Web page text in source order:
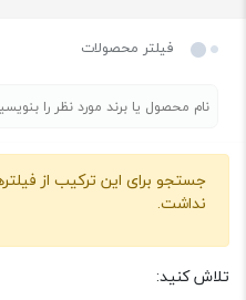
فیلتر محصولات
دسته بندی
ست اینه
جستجو برای این ترکیب از
نداشت.
تلاش کنید: